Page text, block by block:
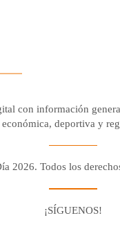
con información
económica, deportiva y
2026. Todos los
¡SÍGUENOS!